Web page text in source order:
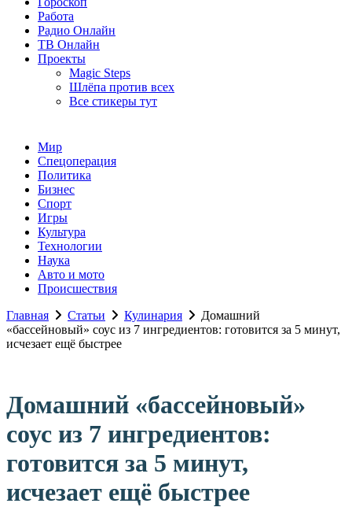
Работа
Радио Онлайн
ТВ Онлайн
Проекты
Magic Steps
Шлёпа против всех
Все стикеры тут
Мир
Спецоперация
Политика
Бизнес
Спорт
Игры
Культура
Технологии
Наука
Авто и мото
Происшествия
Главная
Статьи Кулинария
Домашний
«бассейновый» соус из 7 ингредиентов: готовится за 5 минут,
исчезает ещё быстрее
Домашний «бассейновый»
соус из 7 ингредиентов:
готовится за 5 минут,
исчезает ещё быстрее